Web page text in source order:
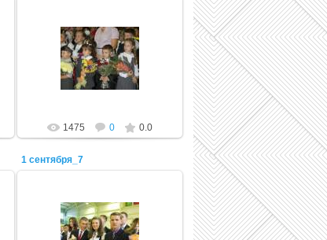
22.11.2011
Admin
1475 0 0.0
1 сентября_7
22.11.2011